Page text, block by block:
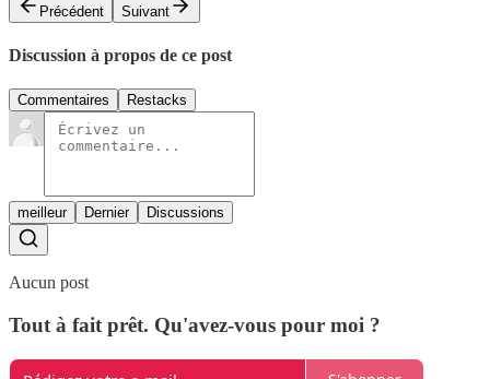
Précédent
Suivant
Discussion à propos de ce post
Commentaires Restacks
meilleur Dernier Discussions
Aucun post
Tout à fait prêt. Qu'avez-vous pour moi ?